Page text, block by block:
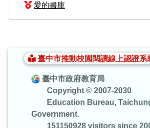
愛的書庫
臺中市推動校園閱讀線上認證系
臺中市政府教育局
Copyright © 2007-2030
Education Bureau,
Government.
151150928 visitors since